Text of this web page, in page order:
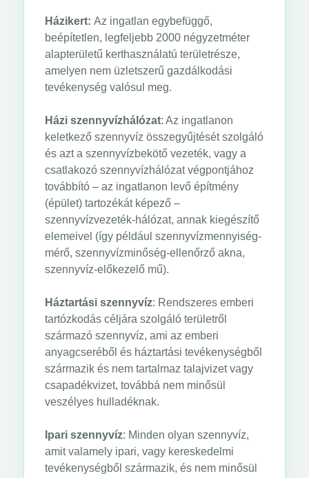
Házikert: Az ingatlan egybefüggő,
beépítetlen, legfeljebb 2000 négyzetméter
alapterületű kerthasználatú területrésze,
amelyen nem üzletszerű gazdálkodási
tevékenység valósul meg.
Házi szennyvízhálózat: Az ingatlanon
keletkező szennyvíz összegyűjtését szolgáló
és azt a szennyvízbekötő vezeték, vagy a
csatlakozó szennyvízhálózat végpontjához
továbbító – az ingatlanon levő építmény
(épület) tartozékát képező –
szennyvízvezeték-hálózat, annak kiegészítő
elemeivel (így például szennyvízmennyiség-
mérő, szennyvízminőség-ellenőrző akna,
szennyvíz-előkezelő mű).
Háztartási szennyvíz: Rendszeres emberi
tartózkodás céljára szolgáló területről
származó szennyvíz, ami az emberi
anyagcseréből és háztartási tevékenységből
származik és nem tartalmaz talajvizet vagy
csapadékvizet, továbbá nem minősül
veszélyes hulladéknak.
Ipari szennyvíz: Minden olyan szennyvíz,
amit valamely ipari, vagy kereskedelmi
tevékenységből származik, és nem minősül